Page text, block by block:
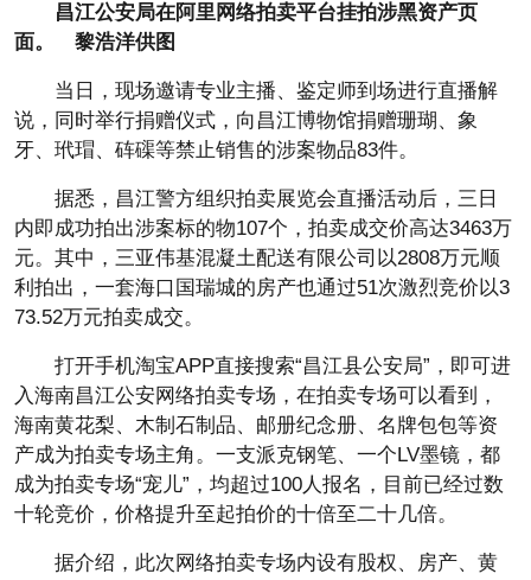
昌江公安局在阿里网络拍卖平台挂拍涉黑资产页
面。 黎浩洋供图
当日，现场邀请专业主播、鉴定师到场进行直播解
说，同时举行捐赠仪式，向昌江博物馆捐赠珊瑚、象
牙、玳瑁、砗磲等禁止销售的涉案物品83件。
据悉，昌江警方组织拍卖展览会直播活动后，三日
内即成功拍出涉案标的物107个，拍卖成交价高达3463万
元。其中，三亚伟基混凝土配送有限公司以2808万元顺
利拍出，一套海口国瑞城的房产也通过51次激烈竞价以3
73.52万元拍卖成交。
打开手机淘宝APP直接搜索“昌江县公安局”，即可进
入海南昌江公安网络拍卖专场，在拍卖专场可以看到，
海南黄花梨、木制石制品、邮册纪念册、名牌包包等资
产成为拍卖专场主角。一支派克钢笔、一个LV墨镜，都
成为拍卖专场“宠儿”，均超过100人报名，目前已经过数
十轮竞价，价格提升至起拍价的十倍至二十几倍。
据介绍，此次网络拍卖专场内设有股权、房产、黄